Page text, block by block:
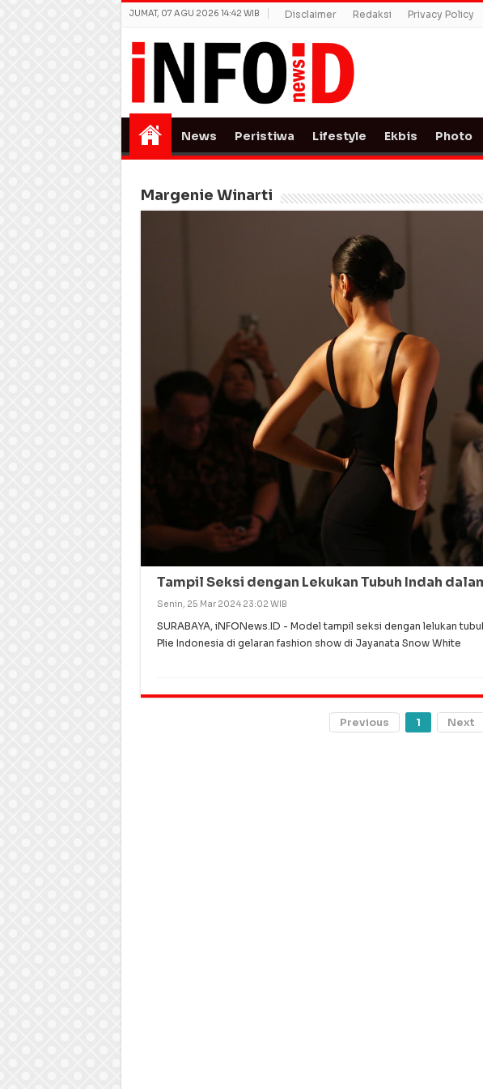
JUMAT, 07 AGU 2026 14:42 WIB Disclaimer Redaksi Privacy Policy
News Peristiwa Lifestyle Ekbis Photo
Margenie Winarti
Tampil Seksi dengan Lekukan Tubuh Indah
Senin, 25 Mar 2024 23:02 WIB
SURABAYA, iNFONews.ID - Model tampil seksi dengan lelukan
Plie Indonesia di gelaran fashion show di Jayanata Snow White
Previous 1 Next